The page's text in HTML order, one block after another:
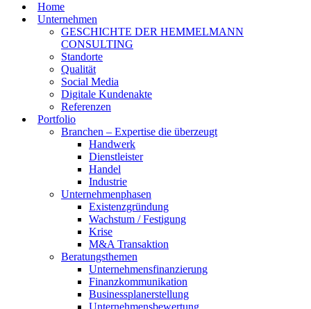
Home
Unternehmen
GESCHICHTE DER HEMMELMANN
CONSULTING
Standorte
Qualität
Social Media
Digitale Kundenakte
Referenzen
Portfolio
Branchen – Expertise die überzeugt
Handwerk
Dienstleister
Handel
Industrie
Unternehmenphasen
Existenzgründung
Wachstum / Festigung
Krise
M&A Transaktion
Beratungsthemen
Unternehmensfinanzierung
Finanzkommunikation
Businessplanerstellung
Unternehmensbewertung